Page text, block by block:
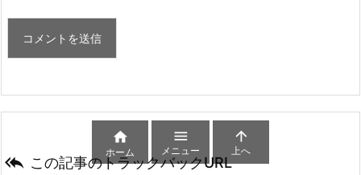
 この記事のトラックバックURL

ホーム

メニュー

上へ